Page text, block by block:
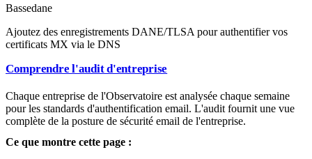
Bassedane
Ajoutez des enregistrements DANE/TLSA pour authentifier vos
certificats MX via le DNS
Comprendre l'audit d'entreprise
Chaque entreprise de l'Observatoire est analysée chaque semaine
pour les standards d'authentification email. L'audit fournit une vue
complète de la posture de sécurité email de l'entreprise.
Ce que montre cette page :